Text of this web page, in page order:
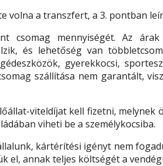
volna a transzfert, a 3. pontban
csomag mennyiségét. Az
és lehetőség van
gyerekkocsi,
szállítása nem garantált,
viteldíjat kell fizetni, melynek
viheti be a személykocsiba.
kártérítési igényt nem
el, annak teljes költségét a